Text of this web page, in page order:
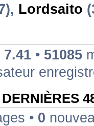
Lordsaito
7.41 • 51085
• 0